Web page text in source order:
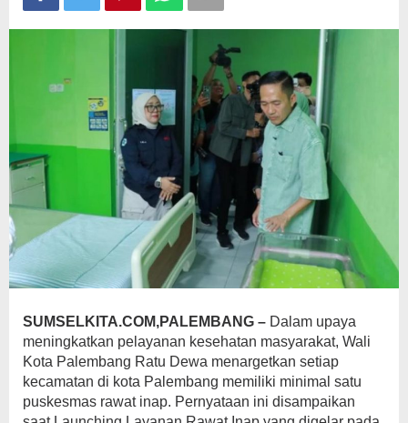
Unit
Siap
SUMSELKITA.COM,PALEMBANG – Dalam upaya
meningkatkan pelayanan kesehatan masyarakat, Wali
Kota Palembang Ratu Dewa menargetkan setiap
kecamatan di kota Palembang memiliki minimal satu
puskesmas rawat inap. Pernyataan ini disampaikan